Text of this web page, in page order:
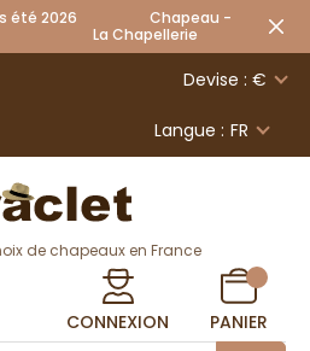
été 2026 Chapeau -
La Chapellerie
Devise : €
Langue : FR
de chapeaux en France
CONNEXION PANIER